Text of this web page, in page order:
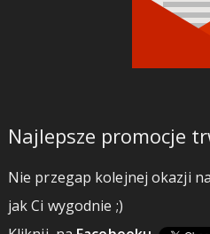
Najlepsze promocje
Nie przegap kolejnej okazji
jak Ci wygodnie ;)